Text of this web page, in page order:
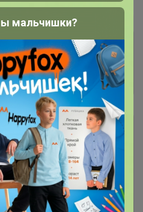
1.1K
1.7K
мальчишки?